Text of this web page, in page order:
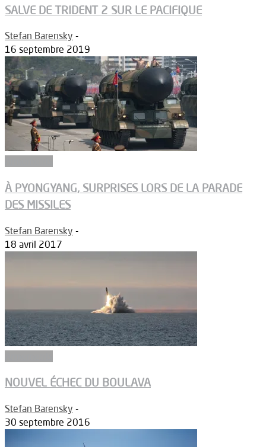
SALVE DE TRIDENT 2 SUR LE PACIFIQUE
Stefan Barensky -
16 septembre 2019
À PYONGYANG, SURPRISES LORS DE LA PARADE
DES MISSILES
Stefan Barensky -
18 avril 2017
NOUVEL ÉCHEC DU BOULAVA
Stefan Barensky -
30 septembre 2016